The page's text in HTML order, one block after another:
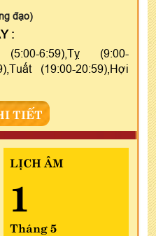
đạo)
:
6:59),Tỵ (9:00-
(19:00-20:59),Hợi
TIẾT
LỊCH ÂM
1
Tháng 5